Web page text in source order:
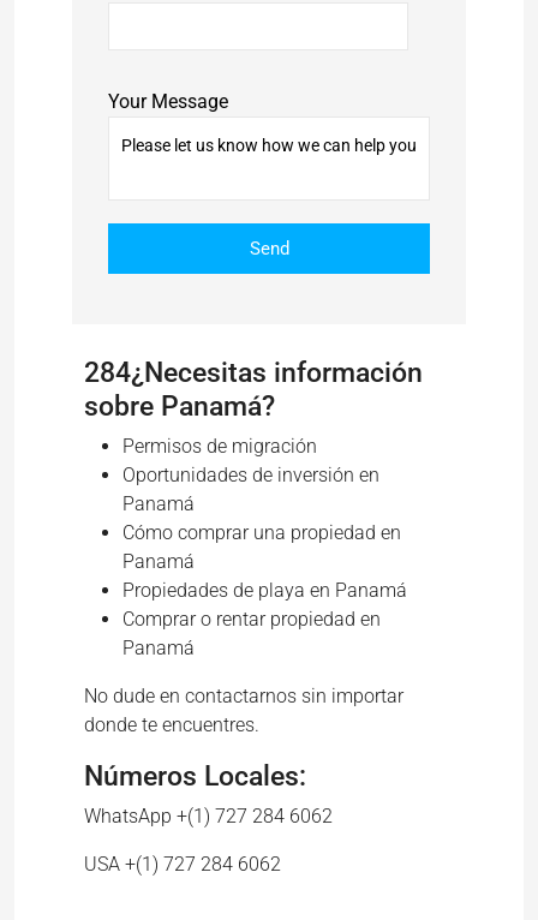
Your Message
284¿Necesitas información
sobre Panamá?
Permisos de migración
Oportunidades de inversión en
Panamá
Cómo comprar una propiedad en
Panamá
Propiedades de playa en Panamá
Comprar o rentar propiedad en
Panamá
No dude en contactarnos sin importar
donde te encuentres.
Números Locales:
WhatsApp +(1) 727 284 6062
USA +(1) 727 284 6062